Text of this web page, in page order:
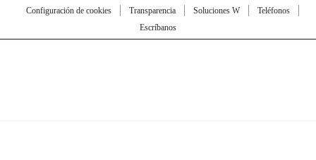
Configuración de cookies
Transparencia Soluciones W
Teléfonos
Escríbanos